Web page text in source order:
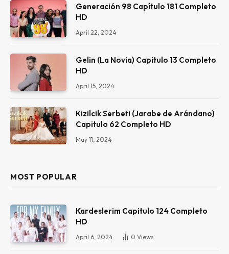
Generación 98 Capítulo 181 Completo
HD
April 22, 2024
Gelin (La Novia) Capitulo 13 Completo
HD
April 15, 2024
Kizilcik Serbeti (Jarabe de Arándano)
Capitulo 62 Completo HD
May 11, 2024
MOST POPULAR
Kardeslerim Capitulo 124 Completo
HD
April 6, 2024 0 Views